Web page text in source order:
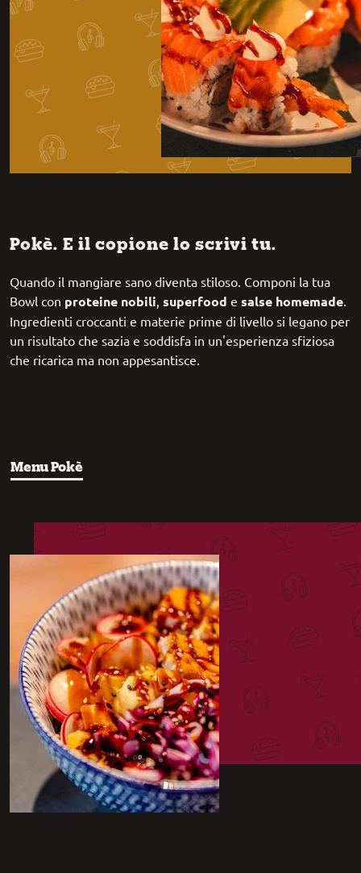
Pokè. E il copione lo scrivi tu.
Quando il mangiare sano diventa stiloso. Componi la tua
Bowl con proteine nobili superfood e salse homemade
Ingredienti croccanti e materie prime di livello si legano per
un risultato che sazia e soddisfa in un'esperienza sfiziosa
che ricarica ma non appesantisce.
Menu Pokè